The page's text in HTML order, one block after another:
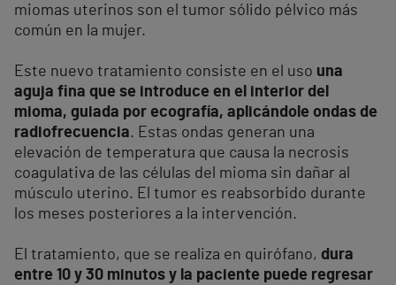
miomas uterinos son el tumor sólido pélvico más
común en la mujer.
Este nuevo tratamiento consiste en el uso una
aguja fina que se introduce en el interior del
mioma, guiada por ecografía, aplicándole ondas de
radiofrecuencia. Estas ondas generan una
elevación de temperatura que causa la necrosis
coagulativa de las células del mioma sin dañar al
músculo uterino. El tumor es reabsorbido durante
los meses posteriores a la intervención.
El tratamiento, que se realiza en quirófano, dura
entre 10 y 30 minutos y la paciente puede regresar